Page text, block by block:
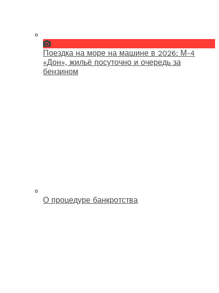
Поездка на море на машине в 2026: М-4
«Дон», жильё посуточно и очередь за
бензином
О процедуре банкротства